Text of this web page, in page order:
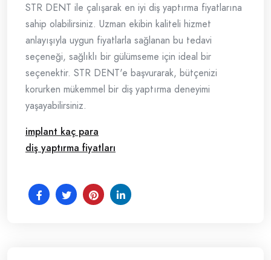
STR DENT ile çalışarak en iyi diş yaptırma fiyatlarına
sahip olabilirsiniz. Uzman ekibin kaliteli hizmet
anlayışıyla uygun fiyatlarla sağlanan bu tedavi
seçeneği, sağlıklı bir gülümseme için ideal bir
seçenektir. STR DENT'e başvurarak, bütçenizi
korurken mükemmel bir diş yaptırma deneyimi
yaşayabilirsiniz.
implant kaç para
diş yaptırma fiyatları